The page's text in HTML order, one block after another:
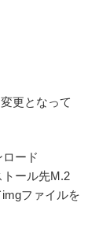
更となって
ロード
トール先M.2
ファイルを